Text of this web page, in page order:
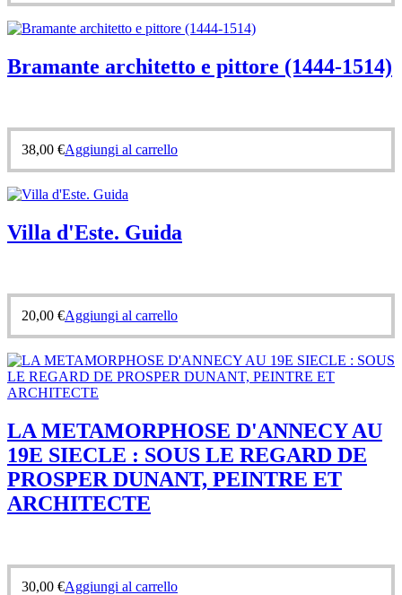
Bramante architetto e pittore (1444-1514)
38,00 €Aggiungi al carrello
Villa d'Este. Guida
20,00 €Aggiungi al carrello
LA METAMORPHOSE D'ANNECY AU
19E SIECLE : SOUS LE REGARD DE
PROSPER DUNANT, PEINTRE ET
ARCHITECTE
30,00 €Aggiungi al carrello